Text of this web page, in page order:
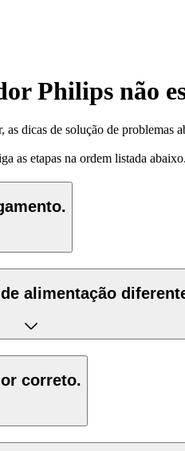
Philips não
as dicas de solução de problemas
as etapas na ordem listada
alimentação
correto.